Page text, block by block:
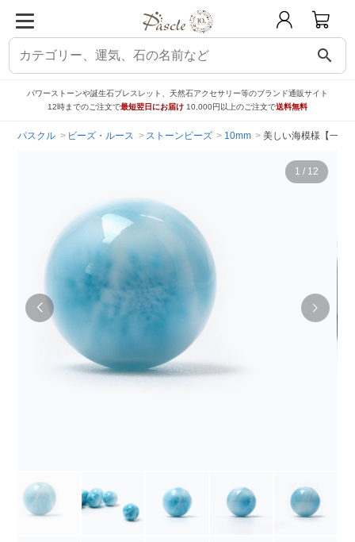
search
パワーストーンや誕生石ブレスレット、天然石アクセサリー等のブランド通販サイト
12時までのご注文で最短翌日にお届け 10,000円以上のご注文で送料無料
パスクル ビーズ・ルース ストーンビーズ 10mm 美しい海模様【一点
1 / 12